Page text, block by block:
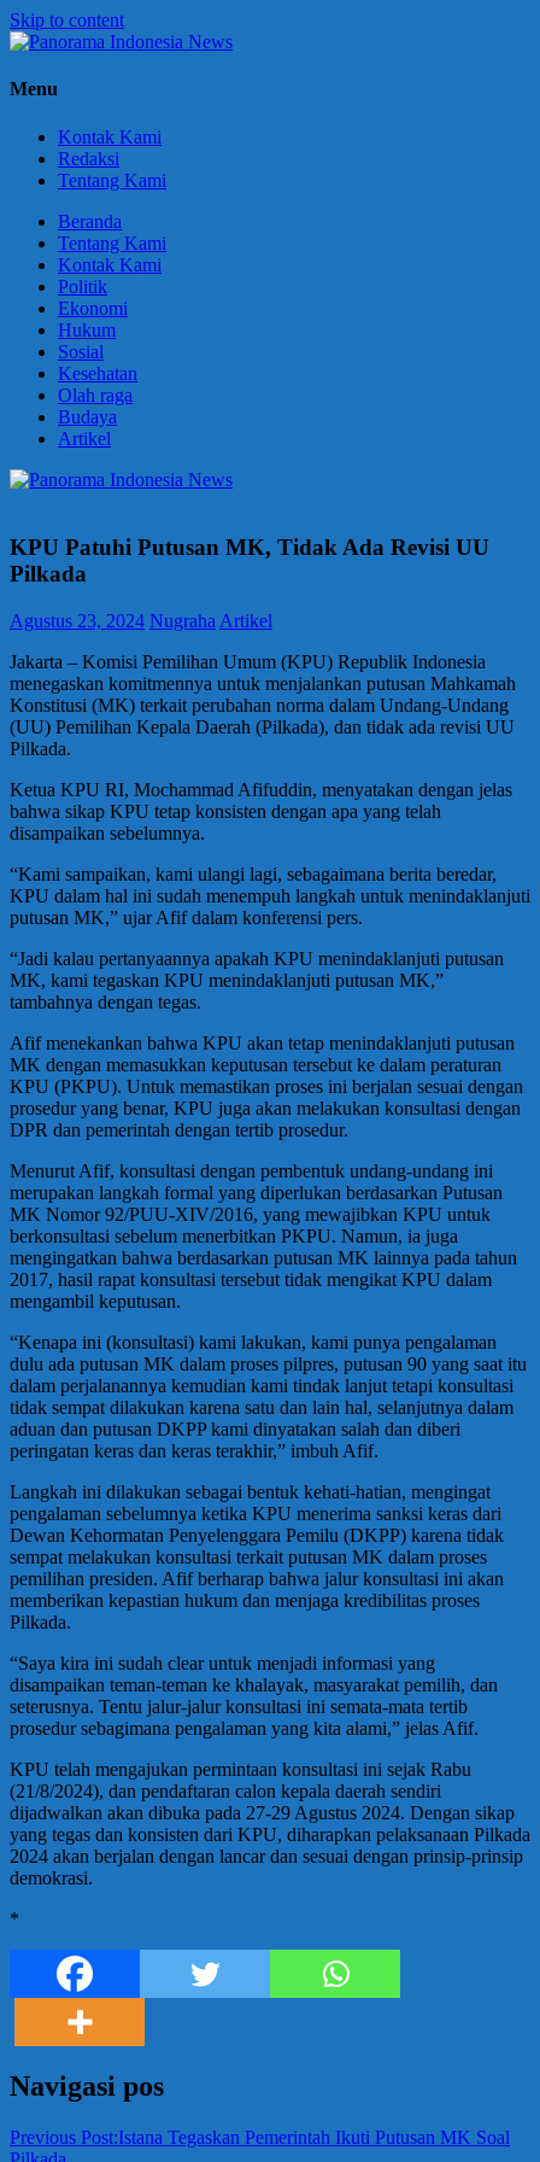
Skip to content
Panorama
Berani
Menu
Kontak Kami
Redaksi
Tentang Kami
Beranda
Tentang Kami
Kontak Kami
Politik
Ekonomi
Hukum
Sosial
Kesehatan
Olah raga
Budaya
Artikel
KPU Patuhi Putusan MK, Tidak Ada Revisi UU
Pilkada
Agustus 23, 2024 Nugraha Artikel
Jakarta – Komisi Pemilihan Umum (KPU) Republik Indonesia
menegaskan komitmennya untuk menjalankan putusan Mahkamah
Konstitusi (MK) terkait perubahan norma dalam Undang-Undang
(UU) Pemilihan Kepala Daerah (Pilkada), dan tidak ada revisi UU
Pilkada.
Ketua KPU RI, Mochammad Afifuddin, menyatakan dengan jelas
bahwa sikap KPU tetap konsisten dengan apa yang telah
disampaikan sebelumnya.
“Kami sampaikan, kami ulangi lagi, sebagaimana berita beredar,
KPU dalam hal ini sudah menempuh langkah untuk menindaklanjuti
putusan MK,” ujar Afif dalam konferensi pers.
“Jadi kalau pertanyaannya apakah KPU menindaklanjuti putusan
MK, kami tegaskan KPU menindaklanjuti putusan MK,”
tambahnya dengan tegas.
Afif menekankan bahwa KPU akan tetap menindaklanjuti putusan
MK dengan memasukkan keputusan tersebut ke dalam peraturan
KPU (PKPU). Untuk memastikan proses ini berjalan sesuai dengan
prosedur yang benar, KPU juga akan melakukan konsultasi dengan
DPR dan pemerintah dengan tertib prosedur.
Menurut Afif, konsultasi dengan pembentuk undang-undang ini
merupakan langkah formal yang diperlukan berdasarkan Putusan
MK Nomor 92/PUU-XIV/2016, yang mewajibkan KPU untuk
berkonsultasi sebelum menerbitkan PKPU. Namun, ia juga
mengingatkan bahwa berdasarkan putusan MK lainnya pada tahun
2017, hasil rapat konsultasi tersebut tidak mengikat KPU dalam
mengambil keputusan.
“Kenapa ini (konsultasi) kami lakukan, kami punya pengalaman
dulu ada putusan MK dalam proses pilpres, putusan 90 yang saat itu
dalam perjalanannya kemudian kami tindak lanjut tetapi konsultasi
tidak sempat dilakukan karena satu dan lain hal, selanjutnya dalam
aduan dan putusan DKPP kami dinyatakan salah dan diberi
peringatan keras dan keras terakhir,” imbuh Afif.
Langkah ini dilakukan sebagai bentuk kehati-hatian, mengingat
pengalaman sebelumnya ketika KPU menerima sanksi keras dari
Dewan Kehormatan Penyelenggara Pemilu (DKPP) karena tidak
sempat melakukan konsultasi terkait putusan MK dalam proses
pemilihan presiden. Afif berharap bahwa jalur konsultasi ini akan
memberikan kepastian hukum dan menjaga kredibilitas proses
Pilkada.
“Saya kira ini sudah clear untuk menjadi informasi yang
disampaikan teman-teman ke khalayak, masyarakat pemilih, dan
seterusnya. Tentu jalur-jalur konsultasi ini semata-mata tertib
prosedur sebagimana pengalaman yang kita alami,” jelas Afif.
KPU telah mengajukan permintaan konsultasi ini sejak Rabu
(21/8/2024), dan pendaftaran calon kepala daerah sendiri
dijadwalkan akan dibuka pada 27-29 Agustus 2024. Dengan sikap
yang tegas dan konsisten dari KPU, diharapkan pelaksanaan Pilkada
2024 akan berjalan dengan lancar dan sesuai dengan prinsip-prinsip
demokrasi.
*
Navigasi pos
Previous Post:Istana Tegaskan Pemerintah Ikuti Putusan MK Soal